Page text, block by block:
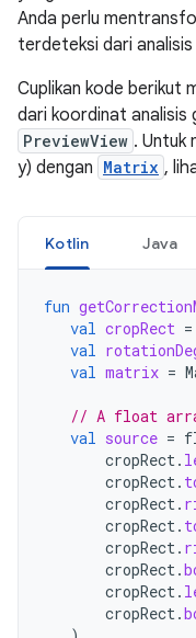
Anda perlu
terdeteksi dari
Cuplikan kode berikut
dari koordinat analisis
PreviewView . Untuk
y) dengan Matrix ,
Kotlin Java
fun
val cropRect =
val
val matrix =
// A float
val source =
cropRect.
cropRect.
cropRect.
cropRect.
cropRect.
cropRect.
cropRect.
cropRect.